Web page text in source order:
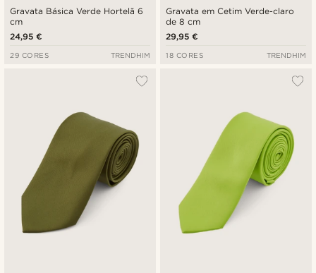
Gravata Básica Verde Hortelã 6
cm
24,95 €
29 CORES TRENDHIM
Gravata em Cetim Verde-claro
de 8 cm
29,95 €
18 CORES TRENDHIM